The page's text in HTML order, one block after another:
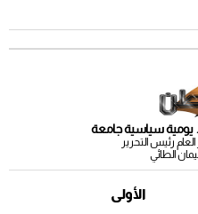
سياسية جامعة
رئيس التحرير
الطائي
الأولى